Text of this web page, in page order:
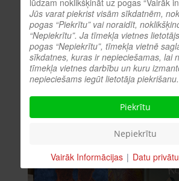
Jūs varat piekrist visām sīkdatnēm,
pogas “Piekrītu” vai noraidīt,
“Nepiekrītu”. Ja tīmekļa vietnes
pogas “Nepiekrītu”, tīmekļa vietnē
sīkdatnes, kuras ir nepieciešamas, lai
tīmekļa vietnes darbību un kuru
nepieciešams iegūt lietotāja piekrišanu.
Piekrītu
Nepiekrītu
Vairāk Informācijas | Datu